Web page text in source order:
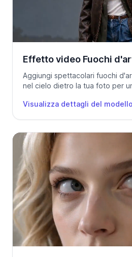
Effetto video Fuochi
Aggiungi spettacolari fuochi
nel cielo dietro la tua foto per
Visualizza dettagli del modello